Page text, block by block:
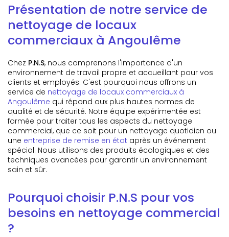
Présentation de notre service de
nettoyage de locaux
commerciaux à Angoulême
Chez P.N.S, nous comprenons l'importance d'un
environnement de travail propre et accueillant pour vos
clients et employés. C'est pourquoi nous offrons un
service de nettoyage de locaux commerciaux à
Angoulême qui répond aux plus hautes normes de
qualité et de sécurité. Notre équipe expérimentée est
formée pour traiter tous les aspects du nettoyage
commercial, que ce soit pour un nettoyage quotidien ou
une entreprise de remise en état après un événement
spécial. Nous utilisons des produits écologiques et des
techniques avancées pour garantir un environnement
sain et sûr.
Pourquoi choisir P.N.S pour vos
besoins en nettoyage commercial
?